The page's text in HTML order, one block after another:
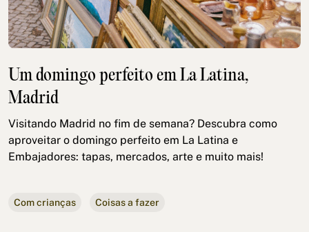
Um domingo perfeito em La Latina,
Madrid
Visitando Madrid no fim de semana? Descubra como
aproveitar o domingo perfeito em La Latina e
Embajadores: tapas, mercados, arte e muito mais!
Com crianças Coisas a fazer